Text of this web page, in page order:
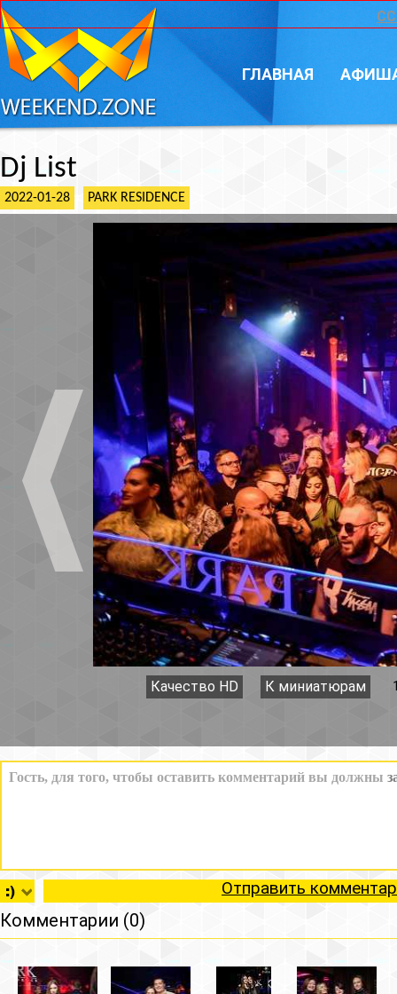
ГЛАВНАЯ
Dj List
2022-01-28 PARK RESIDENCE
Качество HD К миниатюрам
Отправить
Комментарии (0)